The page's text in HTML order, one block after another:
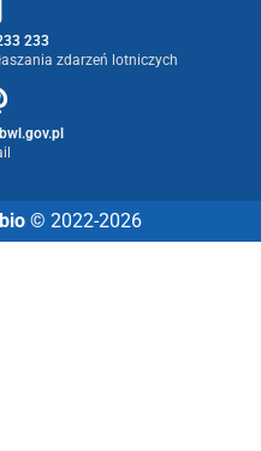
233
zdarzeń lotniczych
© 2022-2026